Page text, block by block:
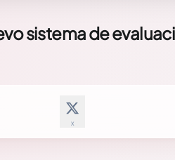
sistema de
X